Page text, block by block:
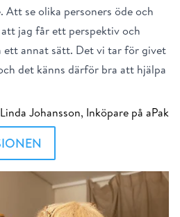
Att se olika personers öde och
jag får ett perspektiv och
ett annat sätt. Det vi tar för givet
det känns därför bra att hjälpa
Linda Johansson, Inköpare på aPak